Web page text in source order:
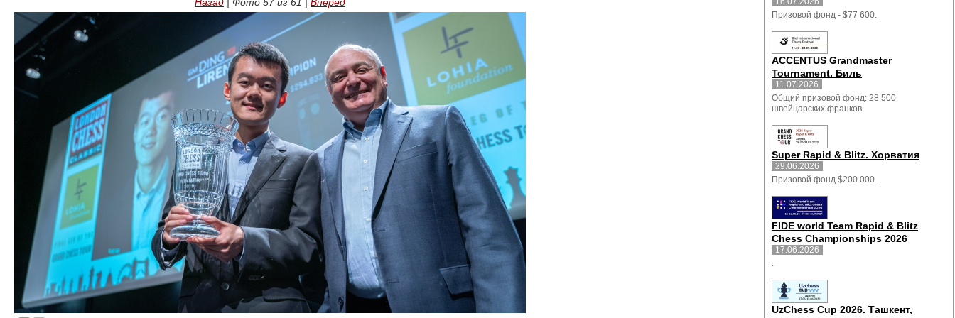
Призовой фонд - $77 600.
ACCENTUS Grandmaster
Tournament. Биль
11.07.2026
Общий призовой фонд: 28 500
швейцарских франков.
Super Rapid & Blitz. Хорватия
29.06.2026
Призовой фонд $200 000.
FIDE world Team Rapid & Blitz
Chess Championships 2026
17.06.2026
.
UzChess Cup 2026. Ташкент,